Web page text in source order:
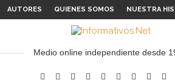
AUTORES QUIENES SOMOS NUESTRA
Medio online independiente desde